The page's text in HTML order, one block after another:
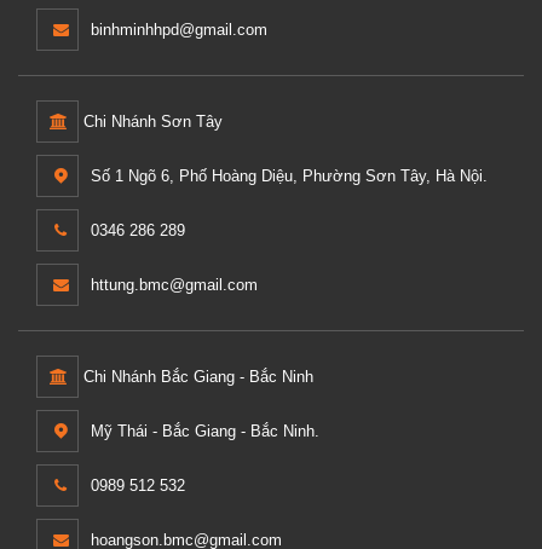
binhminhhpd@gmail.com
Chi Nhánh Sơn Tây
Số 1 Ngõ 6, Phố Hoàng Diệu, Phường Sơn Tây, Hà Nội.
0346 286 289
httung.bmc@gmail.com
Chi Nhánh Bắc Giang - Bắc Ninh
Mỹ Thái - Bắc Giang - Bắc Ninh.
0989 512 532
hoangson.bmc@gmail.com